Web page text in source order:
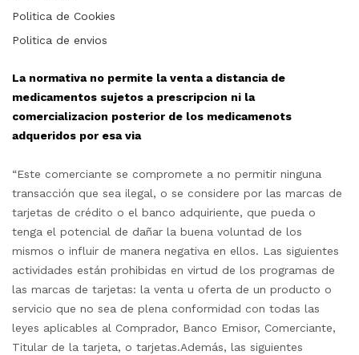
Politica de Cookies
Politica de envios
La normativa no permite la venta a distancia de
medicamentos sujetos a prescripcion ni la
comercializacion posterior de los medicamenots
adqueridos por esa via
“Este comerciante se compromete a no permitir ninguna
transacción que sea ilegal, o se considere por las marcas de
tarjetas de crédito o el banco adquiriente, que pueda o
tenga el potencial de dañar la buena voluntad de los
mismos o influir de manera negativa en ellos. Las siguientes
actividades están prohibidas en virtud de los programas de
las marcas de tarjetas: la venta u oferta de un producto o
servicio que no sea de plena conformidad con todas las
leyes aplicables al Comprador, Banco Emisor, Comerciante,
Titular de la tarjeta, o tarjetas.Además, las siguientes